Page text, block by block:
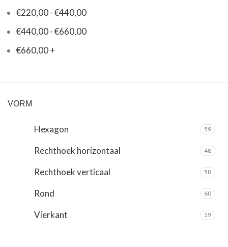
€220,00-€440,00
€440,00-€660,00
€660,00+
VORM
Hexagon 59
Rechthoek horizontaal 48
Rechthoek verticaal 58
Rond 60
Vierkant 59